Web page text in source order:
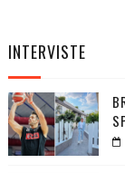
INTERVISTE